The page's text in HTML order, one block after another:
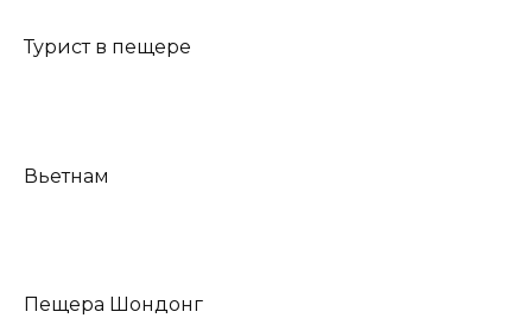
Турист в пещере
Вьетнам
Пещера Шондонг